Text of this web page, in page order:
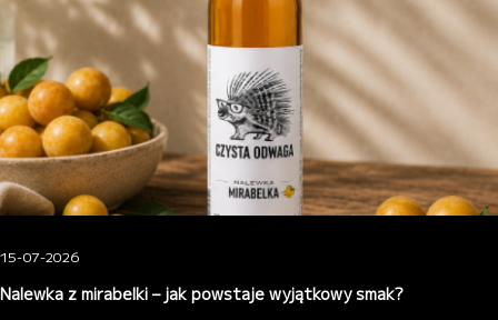
15-07-2026
Nalewka z mirabelki – jak powstaje wyjątkowy smak?